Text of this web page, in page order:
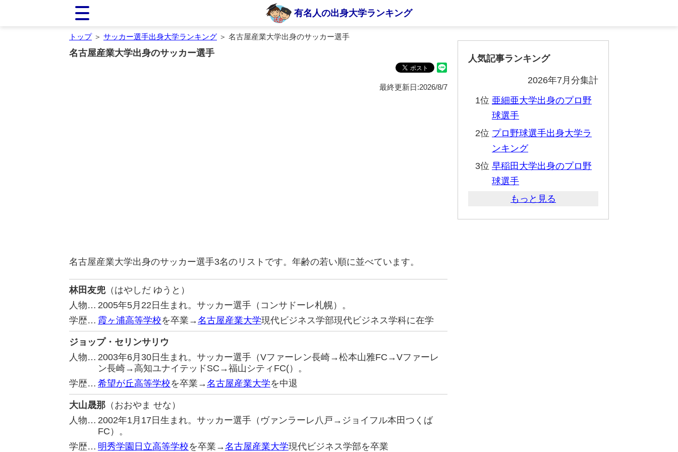
有名人の出身大学ランキング
トップ＞ サッカー選手出身大学ランキング ＞ 名古屋産業大学出身のサッカー選手
名古屋産業大学出身のサッカー選手
最終更新日:2026/8/7
名古屋産業大学出身のサッカー選手3名のリストです。年齢の若い順に並べています。
林田友兜（はやしだ ゆうと）
人物… 2005年5月22日生まれ。サッカー選手（コンサドーレ札幌）。
学歴… 霞ヶ浦高等学校を卒業→名古屋産業大学現代ビジネス学部現代ビジネス学科に在学
ジョップ・セリンサリウ
人物… 2003年6月30日生まれ。サッカー選手（Vファーレン長崎→松本山雅FC→Vファーレ
ン長崎→高知ユナイテッドSC→福山シティFC(）。
学歴… 希望が丘高等学校を卒業→名古屋産業大学を中退
大山晟那 （おおやま せな）
人物… 2002年1月17日生まれ。サッカー選手（ヴァンラーレ八戸→ジョイフル本田つくば
FC）。
学歴… 明秀学園日立高等学校を卒業→名古屋産業大学現代ビジネス学部を卒業
人気記事ランキング
2026年7月分集計
1位 亜細亜大学出身のプロ野
球選手
2位 プロ野球選手出身大学ラ
ンキング
3位 早稲田大学出身のプロ野
球選手
もっと見る